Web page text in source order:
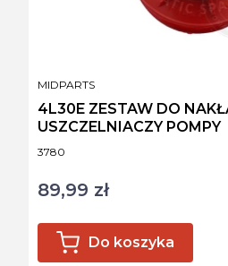
Kod produktu
3780
4L30E ZESTAW DO
USZCZELNIACZY POMPY
PRODUCENT
MIDPARTS
Cena
89,99 zł
Do koszyka